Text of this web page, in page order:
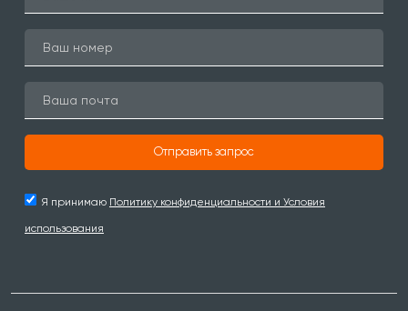
Отправить запрос
Я принимаю Политику конфиденциальности и Условия
использования